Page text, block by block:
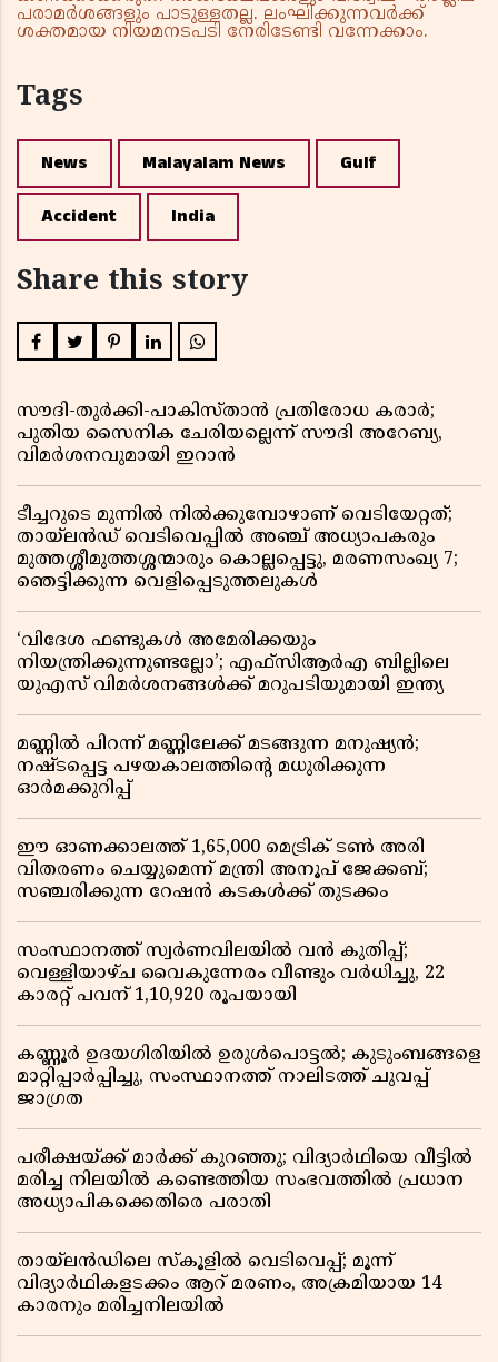
പരാമർശങ്ങളും പാടുള്ളതല്ല. ലംഘിക്കുന്നവർക്ക്
ശക്തമായ നിയമനടപടി നേരിടേണ്ടി വന്നേക്കാം.
Tags
News Malayalam News Gulf
Accident India
Share this story
സൗദി-തുർക്കി-പാകിസ്താൻ പ്രതിരോധ കരാർ;
പുതിയ സൈനിക ചേരിയല്ലെന്ന് സൗദി അറേബ്യ,
വിമർശനവുമായി ഇറാൻ
ടീച്ചറുടെ മുന്നിൽ നിൽക്കുമ്പോഴാണ് വെടിയേറ്റത്;
തായ്‌ലൻഡ് വെടിവെപ്പിൽ അഞ്ച് അധ്യാപകരും
മുത്തശ്ശീമുത്തശ്ശന്മാരും കൊല്ലപ്പെട്ടു, മരണസംഖ്യ 7;
ഞെട്ടിക്കുന്ന വെളിപ്പെടുത്തലുകൾ
‘വിദേശ ഫണ്ടുകൾ അമേരിക്കയും
നിയന്ത്രിക്കുന്നുണ്ടല്ലോ’; എഫ്സിആർഎ ബില്ലിലെ
യുഎസ് വിമർശനങ്ങൾക്ക് മറുപടിയുമായി ഇന്ത്യ
മണ്ണിൽ പിറന്ന് മണ്ണിലേക്ക് മടങ്ങുന്ന മനുഷ്യൻ;
നഷ്ടപ്പെട്ട പഴയകാലത്തിൻ്റെ മധുരിക്കുന്ന
ഓർമക്കുറിപ്പ്
ഈ ഓണക്കാലത്ത് 1,65,000 മെട്രിക് ടൺ അരി
വിതരണം ചെയ്യുമെന്ന് മന്ത്രി അനൂപ് ജേക്കബ്;
സഞ്ചരിക്കുന്ന റേഷൻ കടകൾക്ക് തുടക്കം
സംസ്ഥാനത്ത് സ്വർണവിലയിൽ വൻ കുതിപ്പ്;
വെള്ളിയാഴ്ച വൈകുന്നേരം വീണ്ടും വർധിച്ചു, 22
കാരറ്റ് പവന് 1,10,920 രൂപയായി
കണ്ണൂർ ഉദയഗിരിയിൽ ഉരുൾപൊട്ടൽ; കുടുംബങ്ങളെ
മാറ്റിപ്പാർപ്പിച്ചു, സംസ്ഥാനത്ത് നാലിടത്ത് ചുവപ്പ്
ജാഗ്രത
പരീക്ഷയ്ക്ക് മാർക്ക് കുറഞ്ഞു; വിദ്യാർഥിയെ വീട്ടിൽ
മരിച്ച നിലയിൽ കണ്ടെത്തിയ സംഭവത്തിൽ പ്രധാന
അധ്യാപികക്കെതിരെ പരാതി
തായ്‌ലൻഡിലെ സ്‌കൂളിൽ വെടിവെപ്പ്; മൂന്ന്
വിദ്യാർഥികളടക്കം ആറ് മരണം, അക്രമിയായ 14
കാരനും മരിച്ചനിലയിൽ